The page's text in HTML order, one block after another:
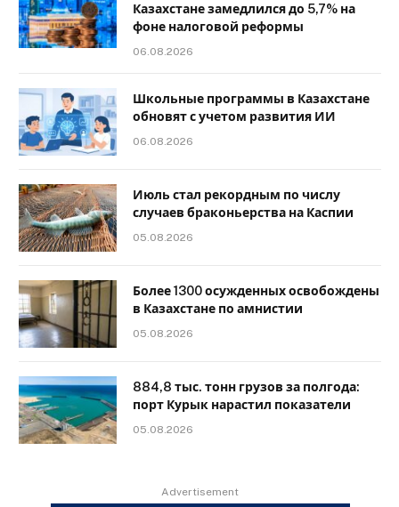
Казахстане замедлился до 5,7% на
фоне налоговой реформы
06.08.2026
Школьные программы в Казахстане
обновят с учетом развития ИИ
06.08.2026
Июль стал рекордным по числу
случаев браконьерства на Каспии
05.08.2026
Более 1300 осужденных освобождены
в Казахстане по амнистии
05.08.2026
884,8 тыс. тонн грузов за полгода:
порт Курык нарастил показатели
05.08.2026
Advertisement